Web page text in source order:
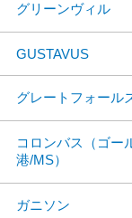
グリーンヴィル
GUSTAVUS
グレートフォール
コロンバス（ゴー
港/MS）
ガニソン